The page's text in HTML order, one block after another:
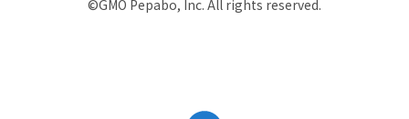
©GMO Pepabo, Inc. All rights reserved.